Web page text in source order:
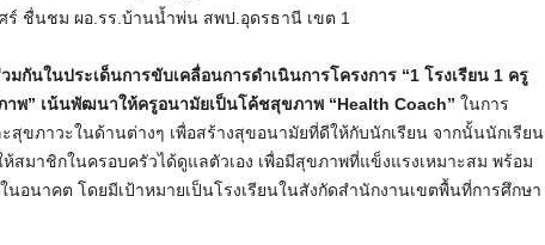
ร์ ชื่นชม ผอ.รร.บ้านน้ำพ่น สพป.อุดรธานี เขต 1
กันในประเด็นการขับเคลื่อนการดำเนินการโครงการ “1 โรงเรียน 1 ครู
าพ” เน้นพัฒนาให้ครูอนามัยเป็นโค้ชสุขภาพ “Health Coach” ในการ
สุขภาวะในด้านต่างๆ เพื่อสร้างสุขอนามัยที่ดีให้กับนักเรียน จากนั้นนักเรียน
สมาชิกในครอบครัวได้ดูแลตัวเอง เพื่อมีสุขภาพที่แข็งแรงเหมาะสม พร้อม
นอนาคต โดยมีเป้าหมายเป็นโรงเรียนในสังกัดสำนักงานเขตพื้นที่การศึกษา